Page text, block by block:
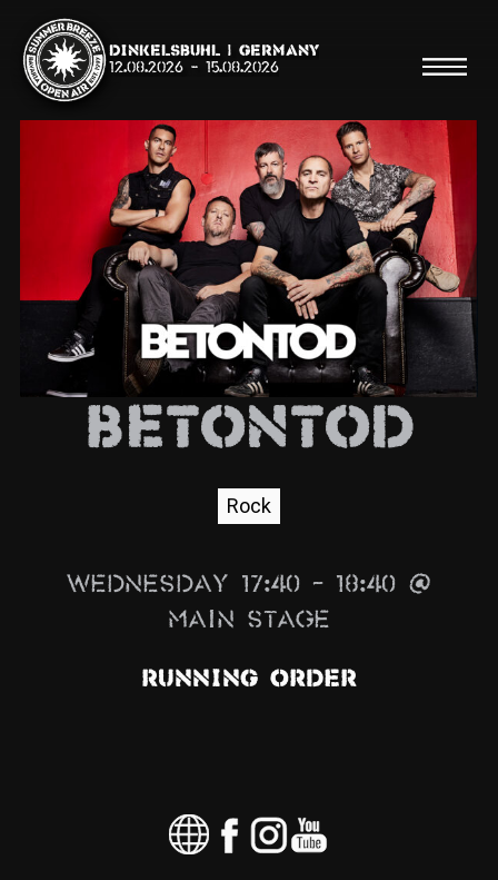
Dinkelsbühl | Germany
12.08.2026 - 15.08.2026
Suche
Shop
Line Up
Running Order/Maps
Festival ABC
Info
ZUM SHOP
Rückblicke
Betontod
Rock
Wednesday 17:40 – 18:40 @
Main Stage
Running Order